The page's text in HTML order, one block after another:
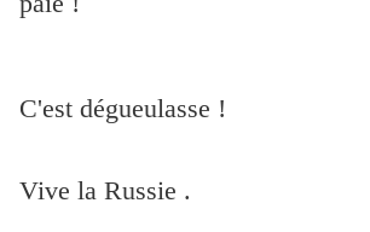
C'est dégueulasse !
Vive la Russie .